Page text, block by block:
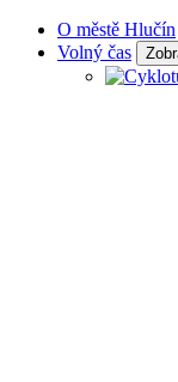
O městě Hlučín
Volný čas